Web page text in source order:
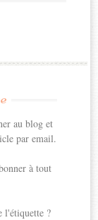
au blog et
par email.
à tout
l'étiquette ?